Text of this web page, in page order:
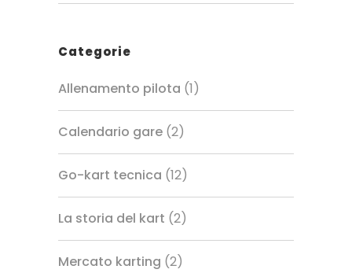
Categorie
Allenamento pilota (1)
Calendario gare (2)
Go-kart tecnica (12)
La storia del kart (2)
Mercato karting (2)